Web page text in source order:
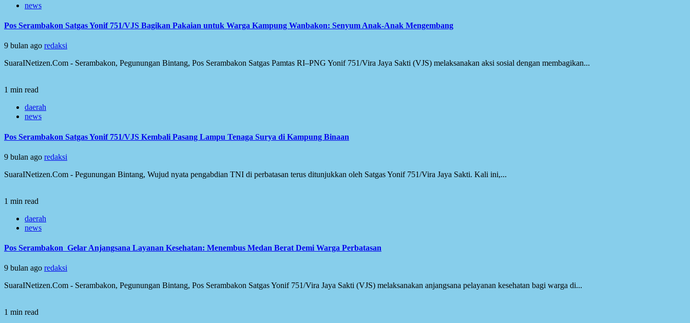
news
Pos Serambakon Satgas Yonif 751/VJS Bagikan Pakaian untuk Warga Kampung Wanbakon: Senyum Anak-Anak Mengembang
9 bulan ago redaksi
SuaraINetizen.Com - Serambakon, Pegunungan Bintang, Pos Serambakon Satgas Pamtas RI–PNG Yonif 751/Vira Jaya Sakti (VJS) melaksanakan aksi sosial dengan membagikan...
1 min read
daerah
news
Pos Serambakon Satgas Yonif 751/VJS Kembali Pasang Lampu Tenaga Surya di Kampung Binaan
9 bulan ago redaksi
SuaraINetizen.Com - Pegunungan Bintang, Wujud nyata pengabdian TNI di perbatasan terus ditunjukkan oleh Satgas Yonif 751/Vira Jaya Sakti. Kali ini,...
1 min read
daerah
news
Pos Serambakon Gelar Anjangsana Layanan Kesehatan: Menembus Medan Berat Demi Warga Perbatasan
9 bulan ago redaksi
SuaraINetizen.Com - Serambakon, Pegunungan Bintang, Pos Serambakon Satgas Yonif 751/Vira Jaya Sakti (VJS) melaksanakan anjangsana pelayanan kesehatan bagi warga di...
1 min read